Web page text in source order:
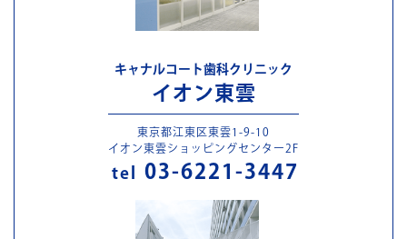
キャナルコート歯科クリニック
イオン東雲
東京都江東区東雲1-9-10
イオン東雲ショッピングセンター2F
tel 03-6221-3447